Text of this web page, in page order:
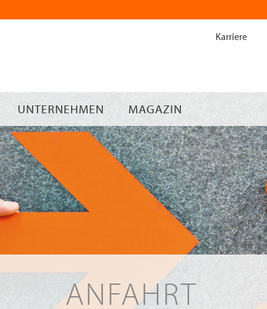
Inhalt
UNTERNEHMEN MAGAZIN
Karriere
ANFAHRT